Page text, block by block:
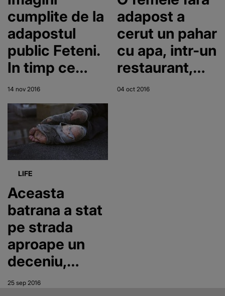
de inspiratie
cumplite de la
adapostul
public Feteni.
In timp ce
animalele
traiesc in
conditii de
cosmar,
autoritatile se
prefac ca nu
vad nimic.
Reactia lor e
halucinanta
14 nov 2016
adapost a
cerut un pahar
cu apa, intr-un
restaurant,
dar a fost
04 oct 2016
LIFE
Aceasta
batrana a stat
pe strada
aproape un
deceniu,
spunand
25 sep 2016